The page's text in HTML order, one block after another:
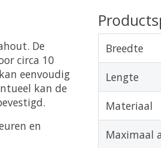
De
circa 10
eenvoudig
kan de
en
Breedte
Lengte
Materiaal
Maximaal